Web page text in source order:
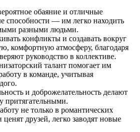
обаяние и отличные
способности — им легко находить
разными людьми.
конфликты и создавать вокруг
комфортную атмосферу, благодаря
руководство в коллективе.
талант помогает им
в команде, учитывая
и доброжелательность делают
притягательными.
не только в романтических
друзей, легко заводят новые